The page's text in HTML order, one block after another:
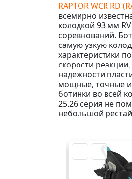
RAPTOR WCR RD
всемирно
колодкой 93 мм
соревнований.
самую узкую
характеристики
скорости
надежности
мощные, точные и
ботинки во всей
25.26 серия не
небольшой